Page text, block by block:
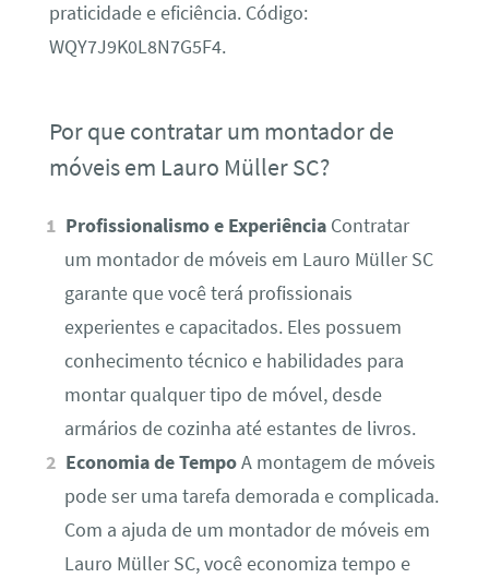
praticidade e eficiência. Código:
WQY7J9K0L8N7G5F4.
Por que contratar um montador de
móveis em Lauro Müller SC?
Profissionalismo e Experiência Contratar
um montador de móveis em Lauro Müller SC
garante que você terá profissionais
experientes e capacitados. Eles possuem
conhecimento técnico e habilidades para
montar qualquer tipo de móvel, desde
armários de cozinha até estantes de livros.
Economia de TempoA montagem de móveis
pode ser uma tarefa demorada e complicada.
Com a ajuda de um montador de móveis em
Lauro Müller SC, você economiza tempo e